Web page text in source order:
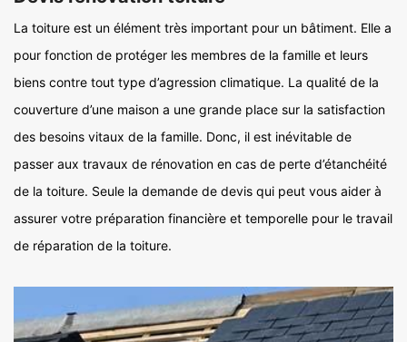
La toiture est un élément très important pour un bâtiment. Elle a
pour fonction de protéger les membres de la famille et leurs
biens contre tout type d’agression climatique. La qualité de la
couverture d’une maison a une grande place sur la satisfaction
des besoins vitaux de la famille. Donc, il est inévitable de
passer aux travaux de rénovation en cas de perte d’étanchéité
de la toiture. Seule la demande de devis qui peut vous aider à
assurer votre préparation financière et temporelle pour le travail
de réparation de la toiture.